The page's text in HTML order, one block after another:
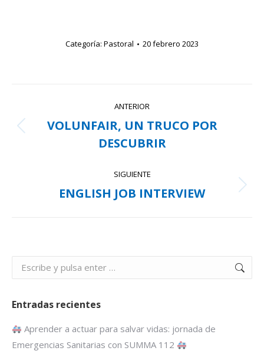
Categoría: Pastoral 20 febrero 2023
entre
publicaciones
ANTERIOR
Publicación
anterior:
VOLUNFAIR, UN TRUCO POR
DESCUBRIR
SIGUIENTE
Publicación
ENGLISH JOB INTERVIEW
Buscar:
Entradas recientes
Aprender a actuar para salvar vidas: jornada de
Emergencias Sanitarias con SUMMA 112